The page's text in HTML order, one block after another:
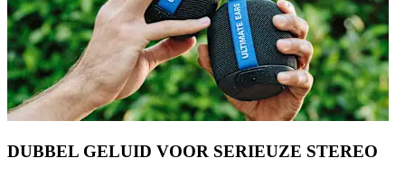
DUBBEL GELUID VOOR SERIEUZE STEREO